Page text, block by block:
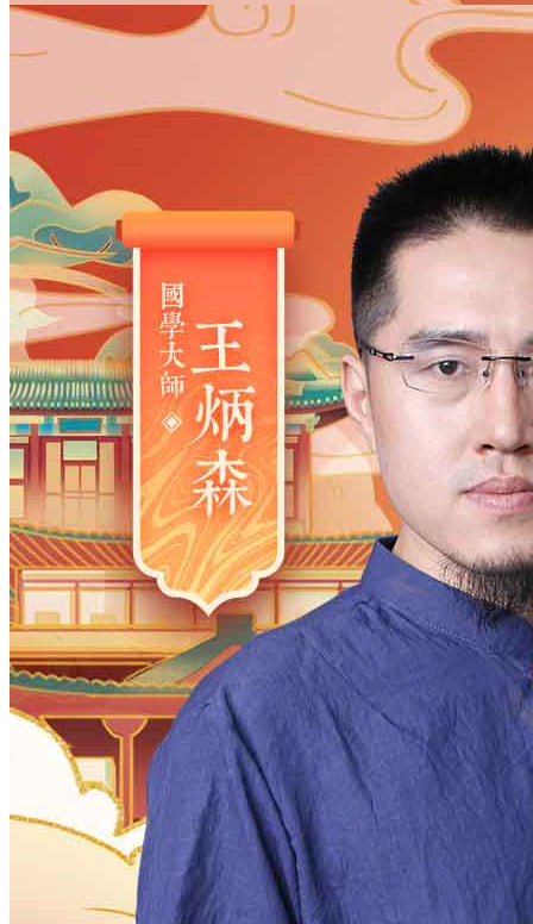
男
男 女
出生时间
2026年 日9 37分
年
2028
2027 2026 2025 2024 2023
2022
2006
2005 2004 2003 2002
1983
1982 1981 1980 1979
1977
1961
1960 1959 1958 1957 1955
1938
1937 1936 1935 1934 1933
1932
1915 1914 1913 1911 1910
月
12
11 10 9 8 7 6 4 3 2
日
31
30 29 28 27 26 25 24 23
时
23
22 21 20 19 18 17 16
59
58 56 52 51
28
27 25 24 22 21